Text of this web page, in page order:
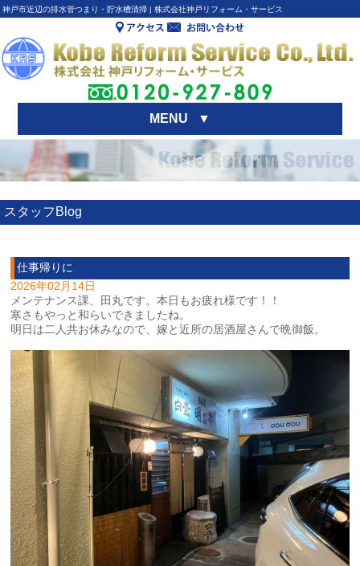
神戸市近辺の排水管つまり・貯水槽清掃 | 株式会社神戸リフォーム・サービス
MENU ▼
スタッフBlog
仕事帰りに
2026年02月14日
メンテナンス課、田丸です。本日もお疲れ様です！！
寒さもやっと和らいできましたね。
明日は二人共お休みなので、嫁と近所の居酒屋さんで晩御飯。